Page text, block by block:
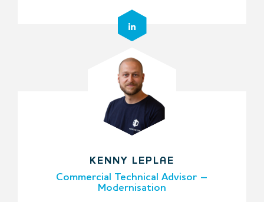
KENNY LEPLAE
Commercial Technical Advisor –
Modernisation